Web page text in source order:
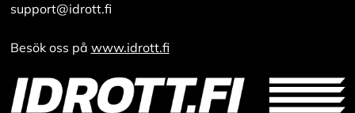
support@idrott.fi
Besök oss på www.idrott.fi